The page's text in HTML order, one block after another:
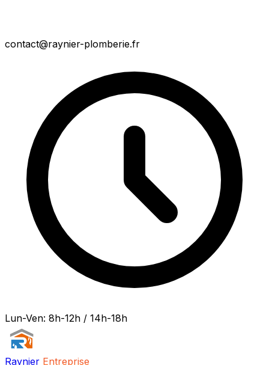
contact@raynier-plomberie.fr
Lun-Ven: 8h-12h / 14h-18h
Raynier Entreprise